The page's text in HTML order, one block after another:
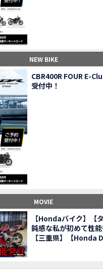
グ】穴場スポット満載！三重の美味しいもの・パワースポット！【
憧れのSSバイクで女子ツーリング|三重県 松阪スタート！
スクーター乗りの女性ライダーがライティングスクールに潜入【
ト】ホンダモーターサイクリストスクールを体験してきま
強化中】乗らないバイクは
CL500納車「かなえさんバイク売れました！」連絡が
ングライター茉ひるさんご来店】ホンダド
ーム鈴鹿サーキットロード】オープン当日イ
トに近い！】ホンダドリーム鈴鹿サーキットロード
ADVオーナーの素直な理由。〇〇で納得の買取してもらい
んコラボ】CIVIC TYPE R♪スタッフオススメの鈴鹿ド
試乗！4輪走行は驚きの…【Honda GoldWing AfricaTwin】試乗会in
キット】バイク＆クルマ夢のコラボイベント！「HCM２＆４サー
面！バイク女子6人がツーリング
子6人でツーリング行った結果
の女性ライダー、大人のマスツーリングへついていった【三重〜長野•茶
んコラボ】CIVIC TYPE R♪ スタッフオススメの鈴鹿ド
＆４サーキットフェス2023 紹
＆４サーキットフェス2023 紹介
NEW BIKE
CBR400R FOUR E-
受付中！
MOVIE
【Hondaバイク】【
鈍感な私が初めて性
【三重県】【Honda